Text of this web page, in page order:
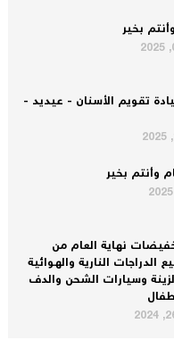
بخير
الأسنان - عيديد -
نهاية العام من
النارية والهوائية
وسيارات الشحن والدف